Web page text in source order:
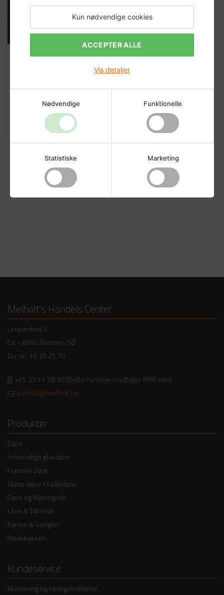
Kun nødvendige cookies
ACCEPTER ALLE
Vis detaljer
Nødvendige Funktionelle
Statistiske Marketing
Hvid, NCS S0502-Y
99,00 DKK
Melholt’s Handels Center
Leopardvej 2
DK - 8960 Randers SØ
Cvr nr.: 16 39 21 70
+45 27 11 18 30(Dette nummer modtager IKKE sms)
kontakt@melholt.nu
Produkter
Døre
Indvendige glasdøre
Franske døre
Glatte døre / Celledøre
Døre og Møbelgreb
Låse & Tilbehør
Karme & Gerigter
Rodekassen
Kundeservice
Montering og vedligeholdelse